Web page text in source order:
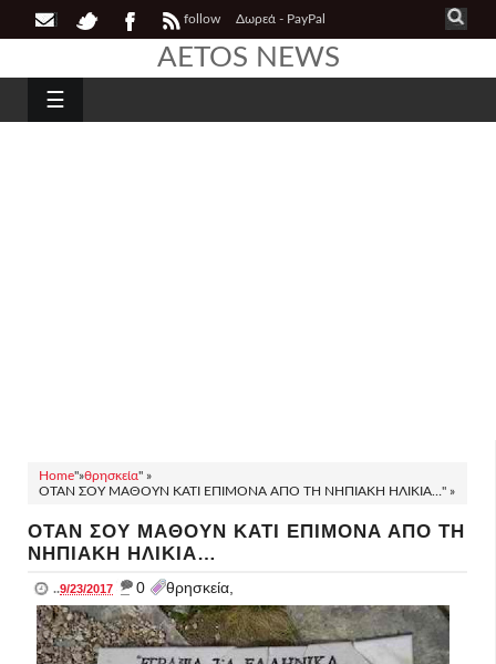
follow Δωρεά - PayPal
AETOS NEWS
☰
Home"»θρησκεία" »
ΟΤΑΝ ΣΟΥ ΜΑΘΟΥΝ ΚΑΤΙ ΕΠΙΜΟΝΑ ΑΠΟ ΤΗ ΝΗΠΙΑΚΗ ΗΛΙΚΙΑ…" »
ΟΤΑΝ ΣΟΥ ΜΑΘΟΥΝ ΚΑΤΙ ΕΠΙΜΟΝΑ ΑΠΟ ΤΗ
ΝΗΠΙΑΚΗ ΗΛΙΚΙΑ…
..9/23/2017 _ 0 θρησκεία,